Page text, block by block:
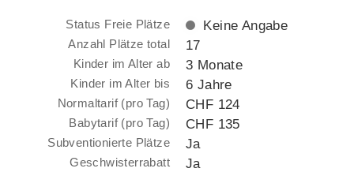
Status Freie Plätze Keine Angabe
Anzahl Plätze total 17
Kinder im Alter ab 3 Monate
Kinder im Alter bis 6 Jahre
Normaltarif (pro Tag) CHF 124
Babytarif (pro Tag) CHF 135
Subventionierte Plätze Ja
Geschwisterrabatt Ja